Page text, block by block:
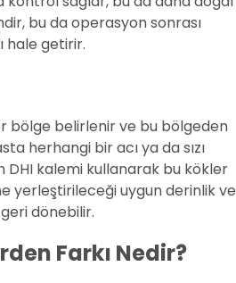
bu da operasyon sonrası
hale getirir.
bölge belirlenir ve bu bölgeden
herhangi bir acı ya da sızı
DHI kalemi kullanarak bu kökler
yerleştirileceği uygun derinlik ve
dönebilir.
Farkı Nedir?